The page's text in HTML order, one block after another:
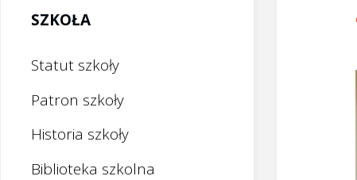
SZKOŁA
Statut szkoły
Patron szkoły
Historia szkoły
Biblioteka szkolna